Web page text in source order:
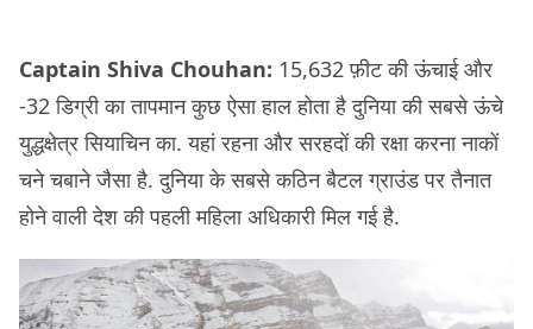
Captain Shiva Chouhan: 15,632 फ़ीट की ऊंचाई और
-32 डिग्री का तापमान कुछ ऐसा हाल होता है दुनिया की सबसे ऊंचे
युद्धक्षेत्र सियाचिन का. यहां रहना और सरहदों की रक्षा करना नाकों
चने चबाने जैसा है. दुनिया के सबसे कठिन बैटल ग्राउंड पर तैनात
होने वाली देश की पहली महिला अधिकारी मिल गई है.